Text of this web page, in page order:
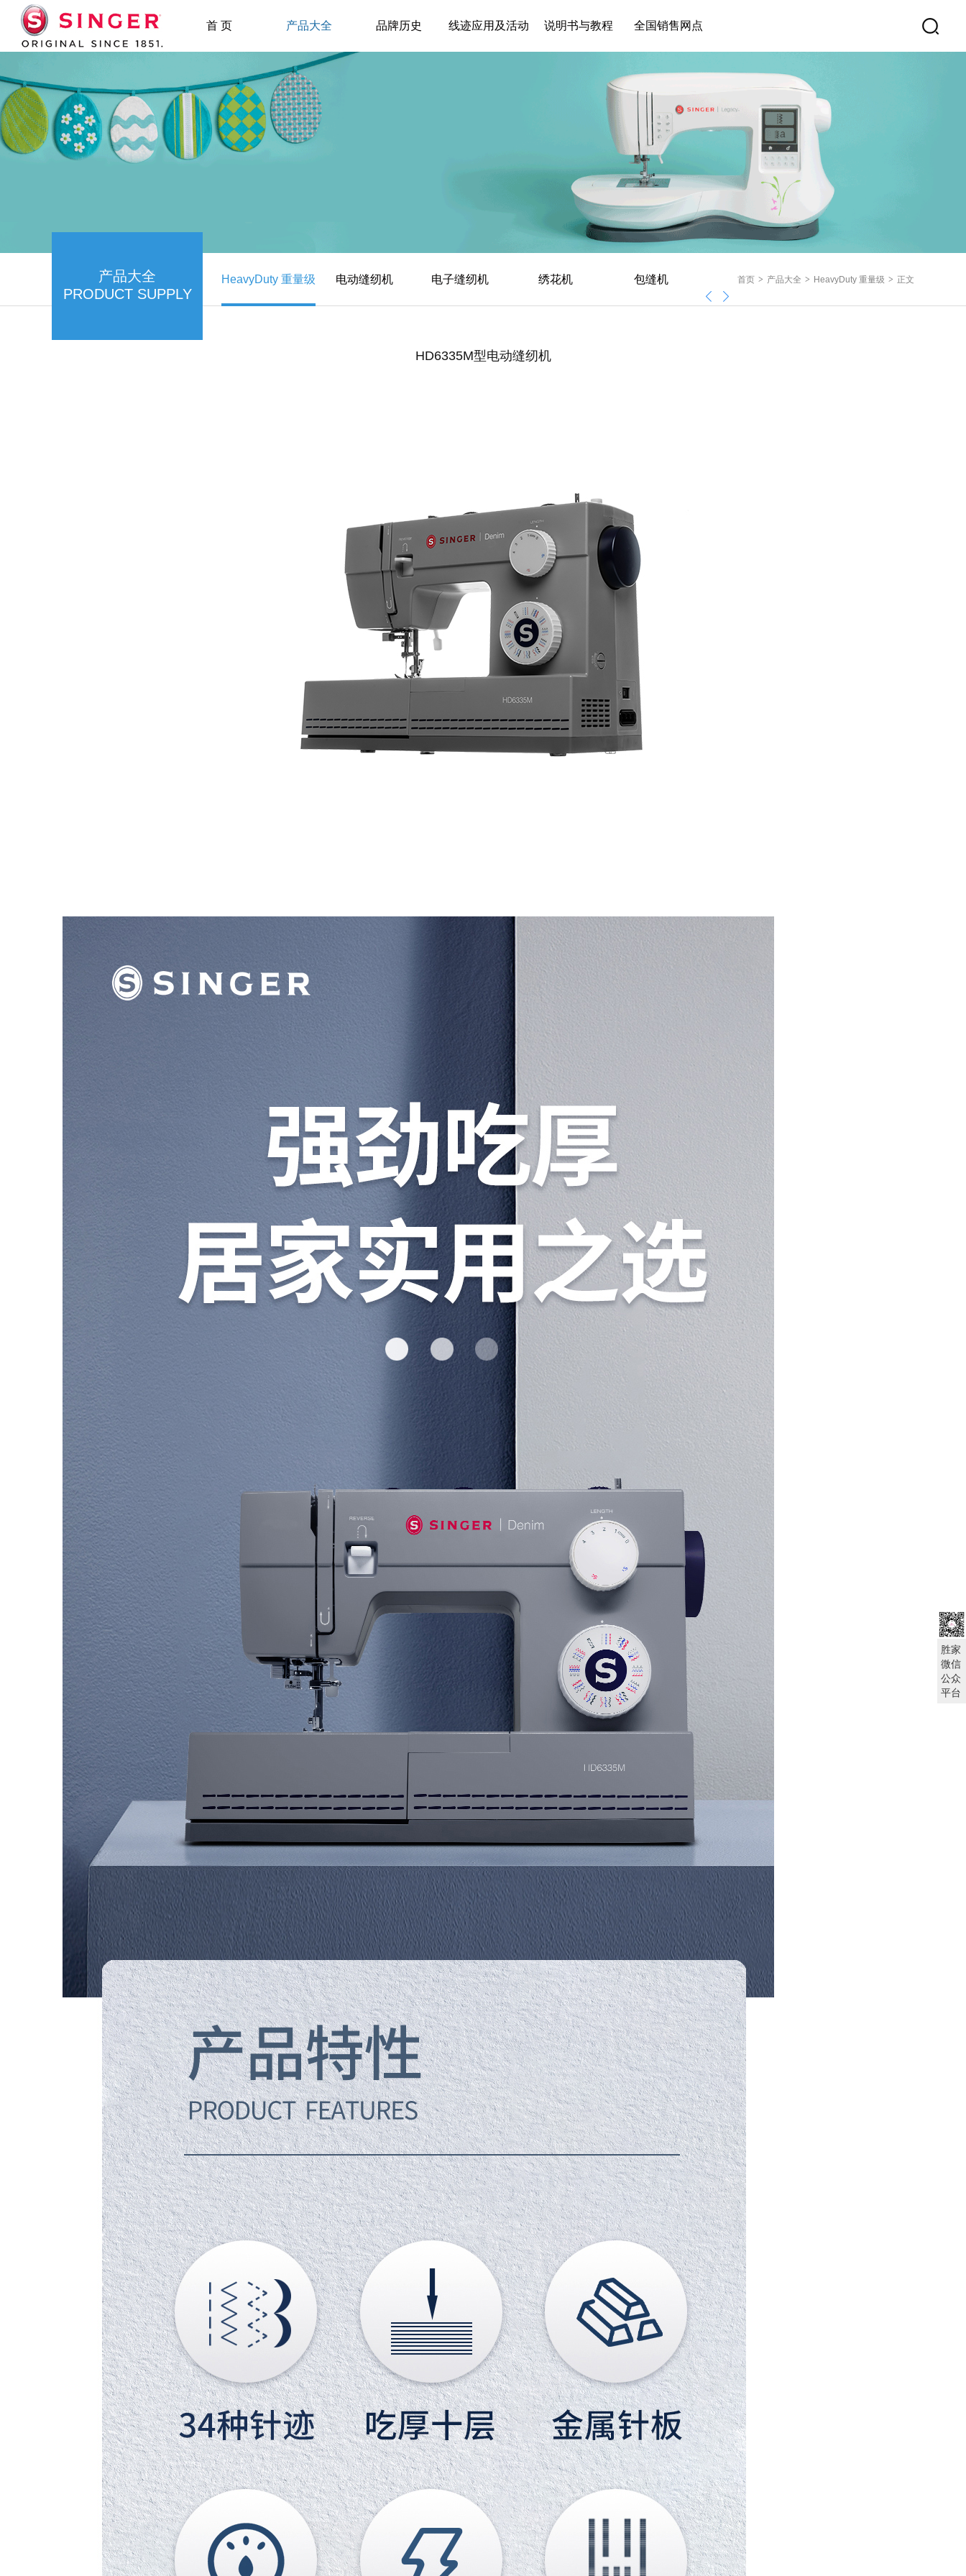
首 页 产品大全 品牌历史 线迹应用及活动 说明书与教程 全国销售网点
产品大全
PRODUCT SUPPLY
HeavyDuty 重量级 电动缝纫机 电子缝纫机 绣花机 包缝机 缝纫配件及衣物护
首页 > 产品大全 > HeavyDuty 重量级 > 正文
HD6335M型电动缝纫机
胜家
微信
公众
平台